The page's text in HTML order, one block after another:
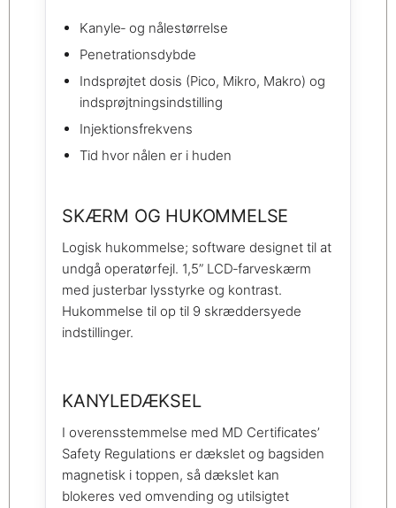
Kanyle‑ og nålestørrelse
Penetrationsdybde
Indsprøjtet dosis (Pico, Mikro, Makro) og
indsprøjtningsindstilling
Injektionsfrekvens
Tid hvor nålen er i huden
SKÆRM OG HUKOMMELSE
Logisk hukommelse; software designet til at
undgå operatørfejl. 1,5” LCD‑farveskærm
med justerbar lysstyrke og kontrast.
Hukommelse til op til 9 skræddersyede
indstillinger.
KANYLEDÆKSEL
I overensstemmelse med MD Certificates’
Safety Regulations er dækslet og bagsiden
magnetisk i toppen, så dækslet kan
blokeres ved omvending og utilsigtet